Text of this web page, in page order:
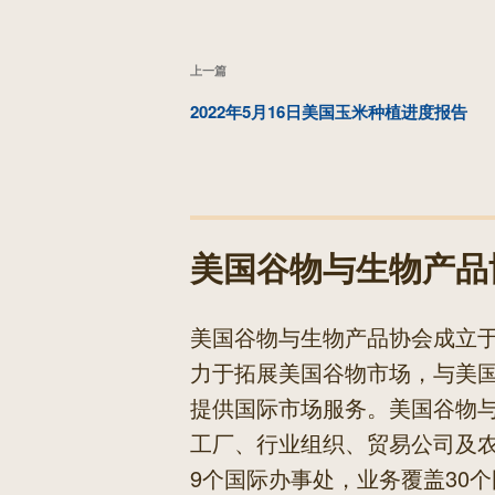
文
章
上
一
章
上一篇
2022年5月16日美国玉米种植进度报告
美国谷物与生物产
美国谷物与生物产品协会成立
力于拓展美国谷物市场，与美
提供国际市场服务。美国谷物
工厂、行业组织、贸易公司及
9个国际办事处，业务覆盖30